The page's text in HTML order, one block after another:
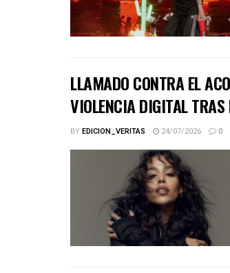
LLAMADO CONTRA EL
VIOLENCIA DIGITAL
BYEDICION_VERITAS 24/07/2026 0